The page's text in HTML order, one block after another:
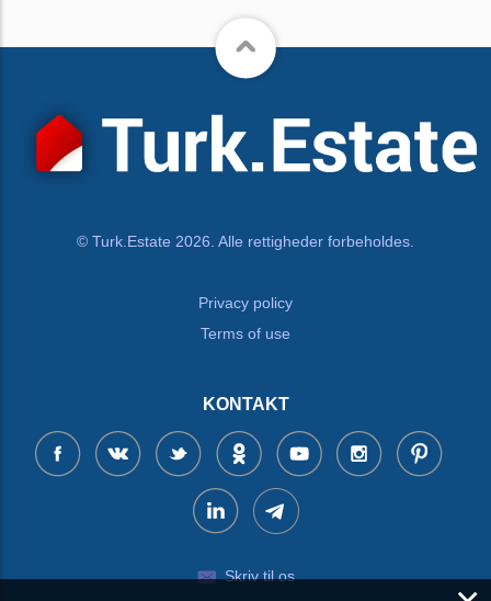
© Turk.Estate 2026. Alle rettigheder forbeholdes.
Privacy policy
Terms of use
KONTAKT
Skriv til os